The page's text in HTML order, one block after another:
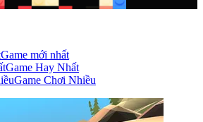
Game mới nhất
Game Hay Nhất
Game Chơi Nhiều